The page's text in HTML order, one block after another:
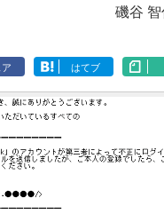
磯谷 智
ア はてブ